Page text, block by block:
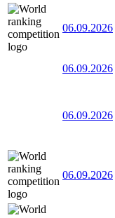
06.09.2026
06.09.2026
06.09.2026
06.09.2026